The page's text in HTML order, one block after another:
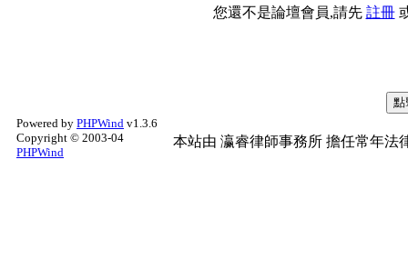
您還不是論壇會員,請先 註冊
Powered by PHPWind v1.3.6
Copyright © 2003-04
PHPWind
本站由 瀛睿律師事務所 擔任常年法